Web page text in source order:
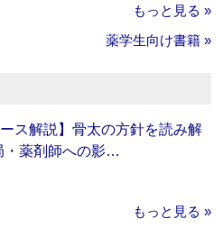
もっと見る »
薬学生向け書籍 »
ス解説】骨太の方針を読み解
・薬剤師への影…
もっと見る »